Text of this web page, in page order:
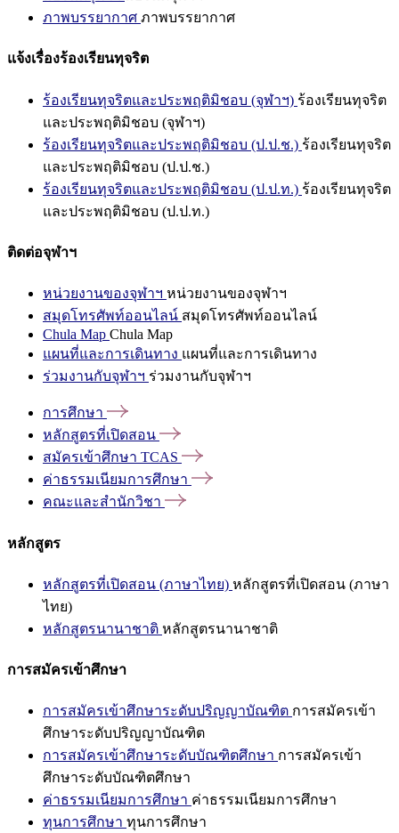
ภาพบรรยากาศ ภาพบรรยากาศ
แจ้งเรื่องร้องเรียนทุจริต
ร้องเรียนทุจริตและประพฤติมิชอบ (จุฬาฯ) ร้องเรียนทุจริต
และประพฤติมิชอบ (จุฬาฯ)
ร้องเรียนทุจริตและประพฤติมิชอบ (ป.ป.ช.) ร้องเรียนทุจริต
และประพฤติมิชอบ (ป.ป.ช.)
ร้องเรียนทุจริตและประพฤติมิชอบ (ป.ป.ท.) ร้องเรียนทุจริต
และประพฤติมิชอบ (ป.ป.ท.)
ติดต่อจุฬาฯ
หน่วยงานของจุฬาฯ หน่วยงานของจุฬาฯ
สมุดโทรศัพท์ออนไลน์ สมุดโทรศัพท์ออนไลน์
Chula Map Chula Map
แผนที่และการเดินทาง แผนที่และการเดินทาง
ร่วมงานกับจุฬาฯ ร่วมงานกับจุฬาฯ
การศึกษา
หลักสูตรที่เปิดสอน
สมัครเข้าศึกษา TCAS
ค่าธรรมเนียมการศึกษา
คณะและสำนักวิชา
หลักสูตร
หลักสูตรที่เปิดสอน (ภาษาไทย) หลักสูตรที่เปิดสอน (ภาษา
ไทย)
หลักสูตรนานาชาติ หลักสูตรนานาชาติ
การสมัครเข้าศึกษา
การสมัครเข้าศึกษาระดับปริญญาบัณฑิต การสมัครเข้า
ศึกษาระดับปริญญาบัณฑิต
การสมัครเข้าศึกษาระดับบัณฑิตศึกษา การสมัครเข้า
ศึกษาระดับบัณฑิตศึกษา
ค่าธรรมเนียมการศึกษา ค่าธรรมเนียมการศึกษา
ทุนการศึกษา ทุนการศึกษา